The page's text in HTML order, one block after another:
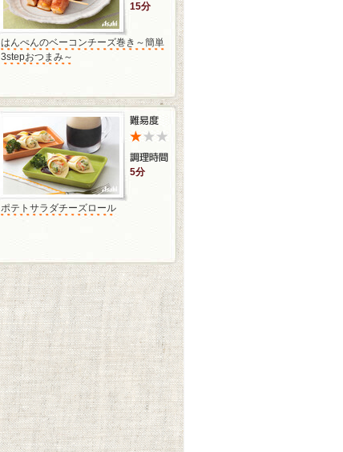
15分
はんぺんのベーコンチーズ巻き～簡単
3stepおつまみ～
5分
ポテトサラダチーズロール